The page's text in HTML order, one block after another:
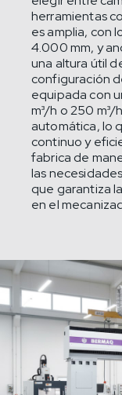
herramientas
es amplia, con
4.000 mm, y
una altura útil
configuración
equipada con
m³/h o 250 m³/
automática, lo
continuo y
fabrica de
las
que garantiza
en el